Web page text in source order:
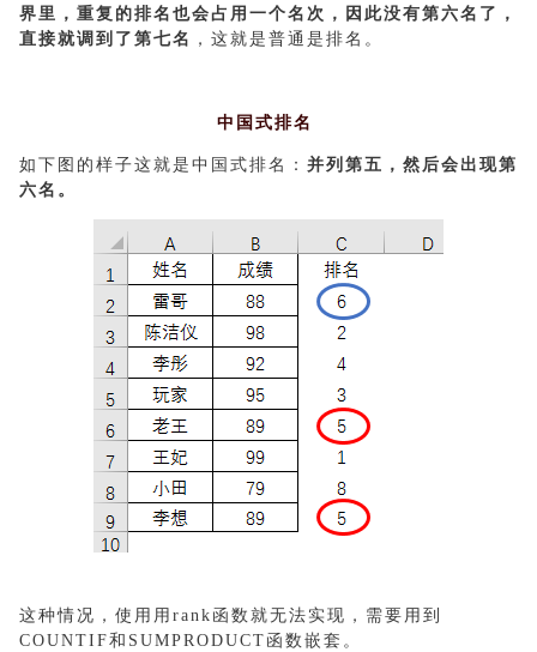
界里，重复的排名也会占用一个名次，因此没有第六名了，
直接就调到了第七名 ，这就是普通是排名。
中国式排名
如下图的样子这就是中国式排名： 并列第五，然后会出现第
六名。
这种情况，使用用rank函数就无法实现，需要用到
COUNTIF和SUMPRODUCT函数嵌套。